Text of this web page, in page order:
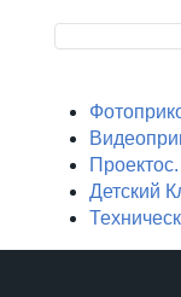
Проектос.
Детский